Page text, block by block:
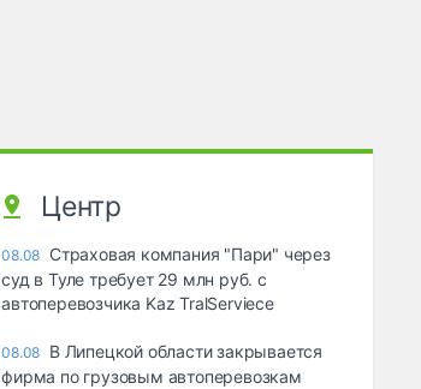
Центр
08.08 Страховая компания "Пари" через
суд в Туле требует 29 млн руб. с
автоперевозчика Kaz TralServiece
08.08 В Липецкой области закрывается
фирма по грузовым автоперевозкам